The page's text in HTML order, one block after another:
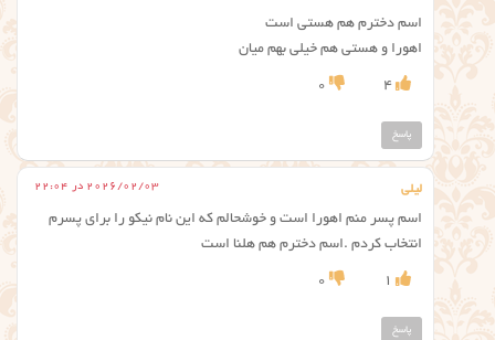
اسم دخترم هم هستی است
اهورا و هستی هم خیلی بهم میان
4
0
پاسخ
لیلی 2026/02/03 در 22:04
اسم پسر منم اهورا است و خوشحالم که این نام نیکو را برای پسرم
انتخاب کردم .اسم دخترم هم هلنا است
1
0
پاسخ